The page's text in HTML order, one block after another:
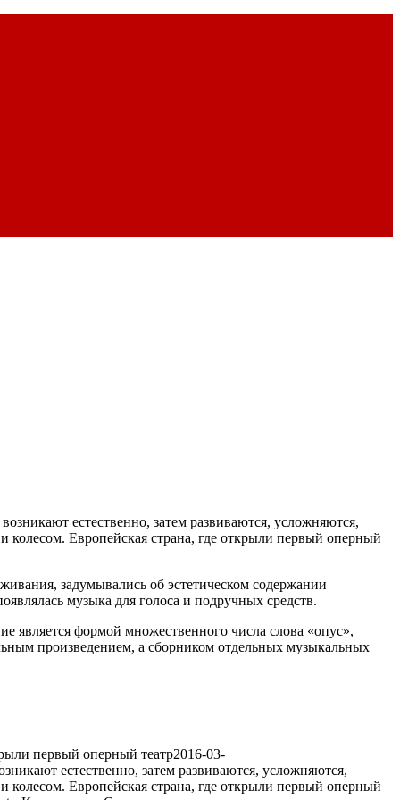
естественно, затем развиваются, усложняются,
Европейская страна, где открыли первый оперный
задумывались об эстетическом содержании
музыка для голоса и подручных средств.
является формой множественного числа слова «опус»,
произведением, а сборником отдельных музыкальных
первый оперный театр2016-03-
естественно, затем развиваются, усложняются,
колесом. Европейская страна, где открыли первый оперный